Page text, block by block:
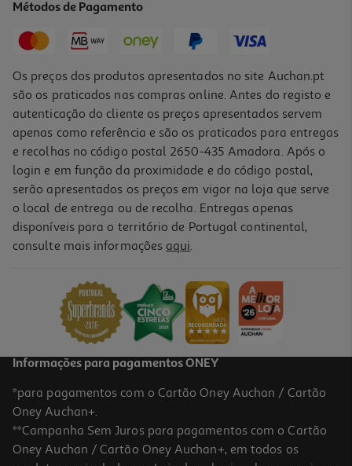
Price reduced from
799,99 €to
Promoção
Cave De Vinhos Candy Cnwq4g32g2 G 32 Garrafas
399,99 €
Métodos de Pagamento
Os preços dos produtos apresentados no site Auchan.pt
são os praticados nas compras online. Antes do registo e
autenticação do cliente os preços apresentados servem
apenas como referência e são os praticados para entregas
e recolhas no código postal 2650-435 Amadora. Após o
login e em função da proximidade e do código postal,
serão apresentados os preços em vigor na loja que serve
o local de entrega ou de recolha. Entregas apenas
disponíveis para o território de Portugal continental,
consulte mais informações aqui.
Informações para pagamentos ONEY
*para pagamentos com o Cartão Oney Auchan / Cartão
Oney Auchan+.
**Campanha Sem Juros para pagamentos com o Cartão
Oney Auchan / Cartão Oney Auchan+, em todos os